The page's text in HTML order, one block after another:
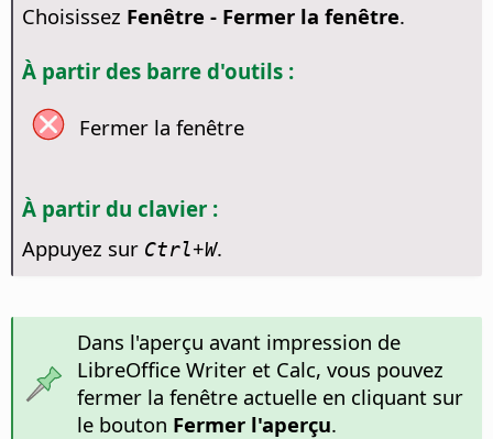
Choisissez Fenêtre - Fermer la fenêtre.
À partir des barre d'outils :
Fermer la fenêtre
À partir du clavier :
Appuyez sur Ctrl+W.
Dans l'aperçu avant impression de
LibreOffice Writer et Calc, vous pouvez
fermer la fenêtre actuelle en cliquant sur
le bouton Fermer l'aperçu.